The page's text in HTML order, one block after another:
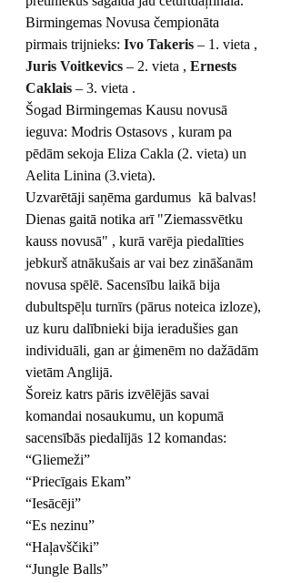
Birmingemas Novusa čempionāta
pirmais trijnieks: Ivo Takeris – 1. vieta ,
Juris Voitkevics – 2. vieta , Ernests
Caklais – 3. vieta .
Šogad Birmingemas Kausu novusā
ieguva: Modris Ostasovs , kuram pa
pēdām sekoja Eliza Cakla (2. vieta) un
Aelita Linina (3.vieta).
Uzvarētāji saņēma gardumus kā balvas!
Dienas gaitā notika arī "Ziemassvētku
kauss novusā" , kurā varēja piedalīties
jebkurš atnākušais ar vai bez zināšanām
novusa spēlē. Sacensību laikā bija
dubultspēļu turnīrs (pārus noteica izloze),
uz kuru dalībnieki bija ieradušies gan
individuāli, gan ar ģimenēm no dažādām
vietām Anglijā.
Šoreiz katrs pāris izvēlējās savai
komandai nosaukumu, un kopumā
sacensībās piedalījās 12 komandas:
“Gliemeži”
“Priecīgais Ekam”
“Iesācēji”
“Es nezinu”
“Haļavščiki”
“Jungle Balls”